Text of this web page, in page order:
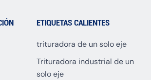
ETIQUETAS CALIENTES
trituradora de un solo eje
Trituradora industrial de un
solo eje